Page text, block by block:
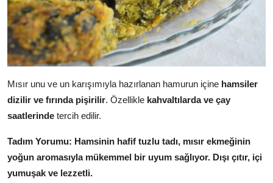
Mısır unu ve un karışımıyla hazırlanan hamurun içine hamsiler
dizilir ve fırında pişirilir. Özellikle kahvaltılarda ve çay
saatlerinde tercih edilir.
Tadım Yorumu: Hamsinin hafif tuzlu tadı, mısır ekmeğinin
yoğun aromasıyla mükemmel bir uyum sağlıyor. Dışı çıtır, içi
yumuşak ve lezzetli.